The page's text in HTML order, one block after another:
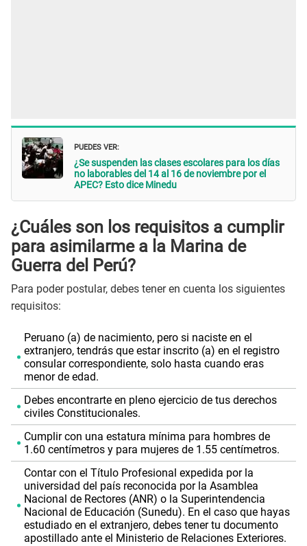
PUEDES VER:
¿Se suspenden las clases escolares para los días
no laborables del 14 al 16 de noviembre por el
APEC? Esto dice Minedu
¿Cuáles son los requisitos a cumplir
para asimilarme a la Marina de
Guerra del Perú?
Para poder postular, debes tener en cuenta los siguientes
requisitos:
Peruano (a) de nacimiento, pero si naciste en el
extranjero, tendrás que estar inscrito (a) en el registro
consular correspondiente, solo hasta cuando eras
menor de edad.
Debes encontrarte en pleno ejercicio de tus derechos
civiles Constitucionales.
Cumplir con una estatura mínima para hombres de
1.60 centímetros y para mujeres de 1.55 centímetros.
Contar con el Título Profesional expedida por la
universidad del país reconocida por la Asamblea
Nacional de Rectores (ANR) o la Superintendencia
Nacional de Educación (Sunedu). En el caso que hayas
estudiado en el extranjero, debes tener tu documento
apostillado ante el Ministerio de Relaciones Exteriores.